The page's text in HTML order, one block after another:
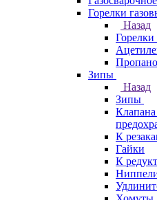
Горелки
Назад
Горелки
Зипы
Назад
Зипы
К
Гайки
К